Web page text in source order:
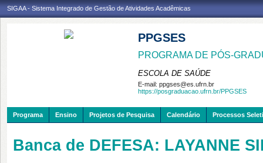
SIGAA - Sistema Integrado de Gestão de Atividades Acadêmicas
PPGSES
PROGRAMA DE PÓS-
ESCOLA DE SAÚDE
E-mail: ppgses@es.ufrn.br
https://posgraduacao.ufrn.br/PPGSES
Programa Ensino Projetos de Pesquisa Calendário Processos
Banca de DEFESA: LAYANNE